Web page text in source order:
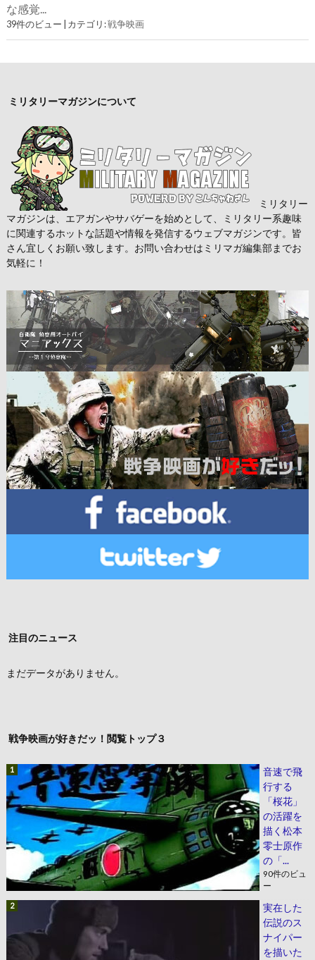
な感覚...
39件のビュー カテゴリ:戦争映画
ミリタリーマガジンについて
ミリタリー
マガジンは、エアガンやサバゲーを始めとして、ミリタリー系趣味
に関連するホットな話題や情報を発信するウェブマガジンです。皆
さん宜しくお願い致します。お問い合わせはミリマガ編集部までお
気軽に！
注目のニュース
まだデータがありません。
戦争映画が好きだッ！閲覧トップ３
音速で飛
行する
「桜花」
の活躍を
描く松本
零士原作
の「...
90件のビュ
ー
実在した
伝説のス
ナイパー
を描いた